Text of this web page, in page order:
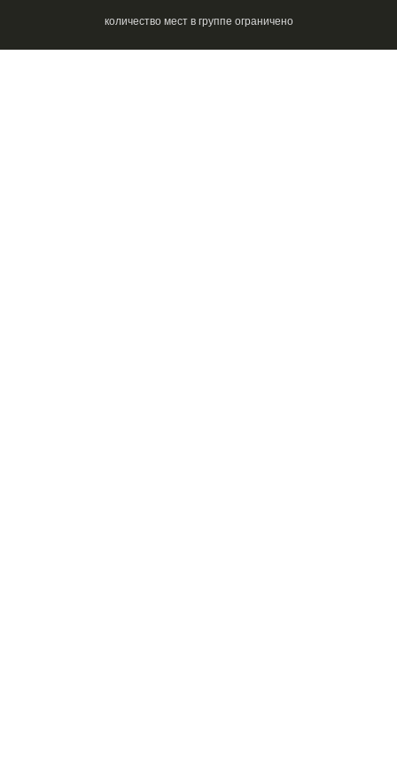
количество мест в группе ограничено